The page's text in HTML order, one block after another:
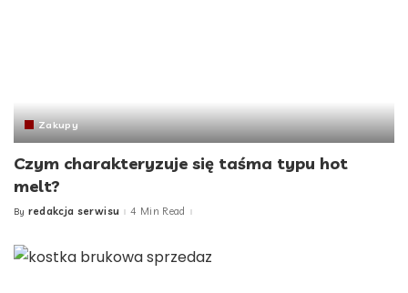
Zakupy
Czym charakteryzuje się taśma typu hot
melt?
Posted
By redakcja serwisu 4 Min Read